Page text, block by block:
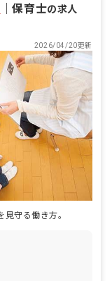
｜保育士の求人
2026/04/20更新
守る働き方。